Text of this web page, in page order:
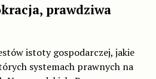
prawdziwa
istoty gospodarczej, jakie
systemach prawnych na